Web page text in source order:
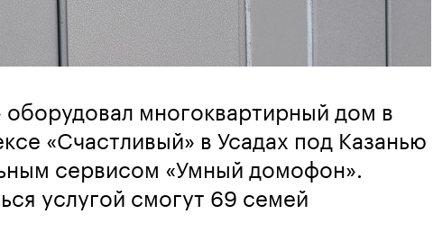
оборудовал многоквартирный дом в
«Счастливый» в Усадах под Казанью
сервисом «Умный домофон».
услугой смогут 69 семей